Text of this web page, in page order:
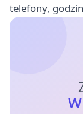
telefony,